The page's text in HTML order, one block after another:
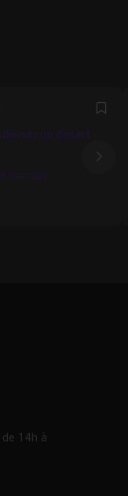
un desert
Vanteux
14h à